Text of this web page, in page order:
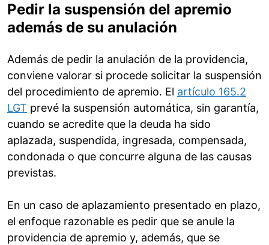
Pedir la suspensión del apremio
además de su anulación
Además de pedir la anulación de la providencia,
conviene valorar si procede solicitar la suspensión
del procedimiento de apremio. El artículo 165.2
LGT prevé la suspensión automática, sin garantía,
cuando se acredite que la deuda ha sido
aplazada, suspendida, ingresada, compensada,
condonada o que concurre alguna de las causas
previstas.
En un caso de aplazamiento presentado en plazo,
el enfoque razonable es pedir que se anule la
providencia de apremio y, además, que se